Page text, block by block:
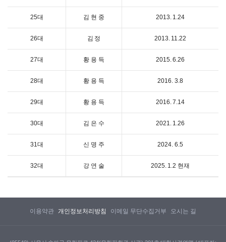
25대 김 현 중 2013. 1.24
26대 김 정 2013. 11.22
27대 황 용 득 2015. 6.26
28대 황 용 득 2016. 3.8
29대 황 용 득 2016. 7.14
30대 김 은 수 2021. 1.26
31대 신 명 주 2024. 6.5
32대 강 연 술 2025. 1.2 현재
이용약관 개인정보처리방침 이메일 무단수집거부 오시는 길